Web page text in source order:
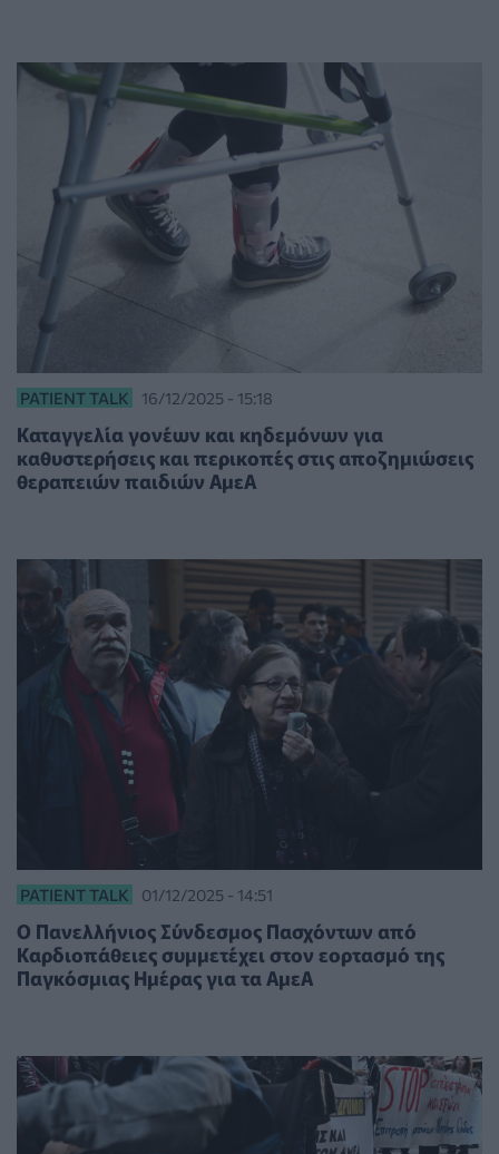
PATIENT TALK 16/12/2025 - 15:18
Καταγγελία γονέων και κηδεμόνων για
καθυστερήσεις και περικοπές στις αποζημιώσεις
θεραπειών παιδιών ΑμεΑ
PATIENT TALK 01/12/2025 - 14:51
Ο Πανελλήνιος Σύνδεσμος Πασχόντων από
Καρδιοπάθειες συμμετέχει στον εορτασμό της
Παγκόσμιας Ημέρας για τα ΑμεΑ